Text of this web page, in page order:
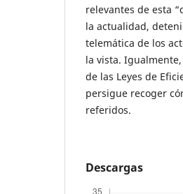
relevantes de esta
la actualidad,
telemática de los
la vista.
de las Leyes de
persigue recoger
referidos.
Descargas